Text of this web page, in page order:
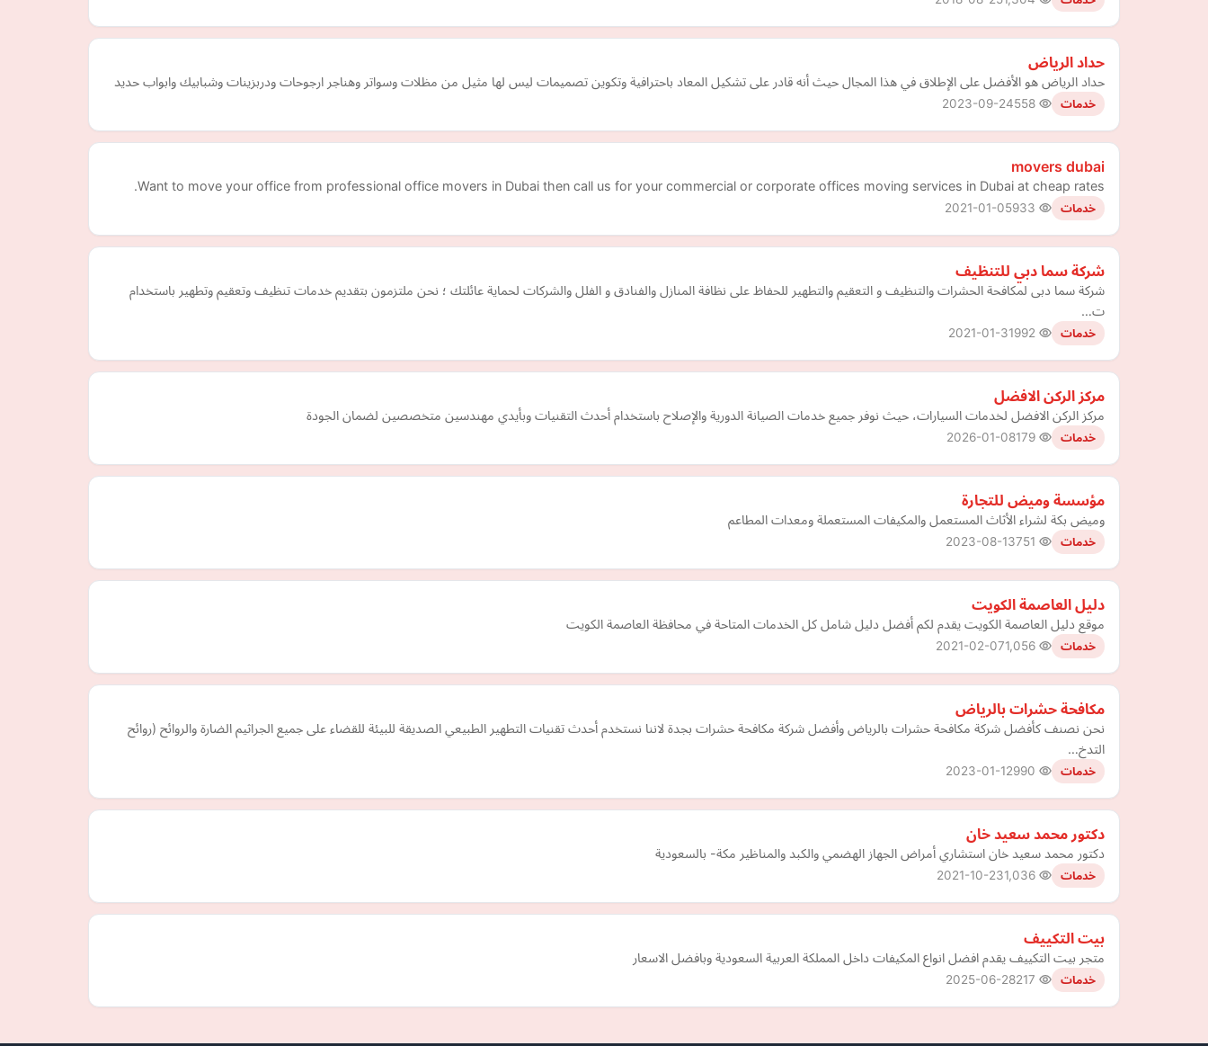
حداد الرياض
حداد الرياض هو الأفضل على الإطلاق في هذا المجال حيث أنه قادر على تشكيل المعاد باحترافية وتكوين تصميمات ليس لها مثيل من مظلات وسواتر وهناجر ارجوحات ودربزينات وشبابيك وابواب حديد
خدمات 2023-09-24
movers dubai
Want to move your office from professional office movers in Dubai then call us for your commercial or corporate offices moving services in Dubai at cheap rates.
خدمات 2021-01-05
شركة سما دبي للتنظيف
شركة سما دبى لمكافحة الحشرات والتنظيف و التعقيم والتطهير للحفاظ على نظافة المنازل والفنادق و الفلل والشركات لحماية عائلتك ؛ نحن ملتزمون بتقديم خدمات تنظيف وتعقيم وتطهير باستخدام
ت…
خدمات 2021-01-31
مركز الركن الافضل
مركز الركن الافضل لخدمات السيارات، حيث نوفر جميع خدمات الصيانة الدورية والإصلاح باستخدام أحدث التقنيات وبأيدي مهندسين متخصصين لضمان الجودة
خدمات 2026-01-08
مؤسسة وميض للتجارة
وميض بكة لشراء الأثاث المستعمل والمكيفات المستعملة ومعدات المطاعم
خدمات 2023-08-13
دليل العاصمة الكويت
موقع دليل العاصمة الكويت يقدم لكم أفضل دليل شامل كل الخدمات المتاحة في محافظة العاصمة الكويت
خدمات 2021-02-07
مكافحة حشرات بالرياض
نحن نصنف كأفضل شركة مكافحة حشرات بالرياض وأفضل شركة مكافحة حشرات بجدة لاننا نستخدم أحدث تقنيات التطهير الطبيعي الصديقة للبيئة للقضاء على جميع الجراثيم الضارة والروائح (روائح
التدخ…
خدمات 2023-01-12
دكتور محمد سعيد خان
دكتور محمد سعيد خان استشاري أمراض الجهاز الهضمي والكبد والمناظير مكة- بالسعودية
خدمات 2021-10-23
بيت التكييف
متجر بيت التكييف يقدم افضل انواع المكيفات داخل المملكة العربية السعودية وبافضل الاسعار
خدمات 2025-06-28